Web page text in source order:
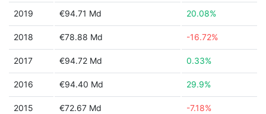
2019 €94.71 Md 20.08%
2018 €78.88 Md -16.72%
2017 €94.72 Md 0.33%
2016 €94.40 Md 29.9%
2015 €72.67 Md -7.18%